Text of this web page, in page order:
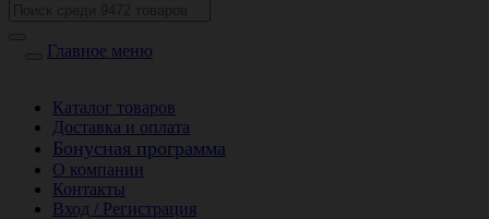
Главное меню
Каталог товаров
Доставка и оплата
Бонусная программа
О компании
Контакты
Вход / Регистрация